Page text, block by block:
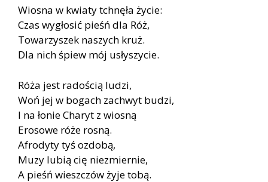
Wiosna w kwiaty tchnęła życie:
Czas wygłosić pieśń dla Róż,
Towarzyszek naszych kruż.
Dla nich śpiew mój usłyszycie.
Róża jest radością ludzi,
Woń jej w bogach zachwyt budzi,
I na łonie Charyt z wiosną
Erosowe róże rosną.
Afrodyty tyś ozdobą,
Muzy lubią cię niezmiernie,
A pieśń wieszczów żyje tobą.